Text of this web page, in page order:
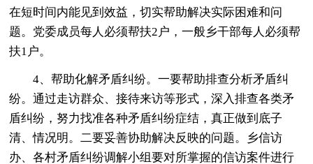
在短时间内能见到效益，切实帮助解决实际困难和问
题。党委成员每人必须帮扶2户，一般乡干部每人必须帮
扶1户。
4、帮助化解矛盾纠纷。一要帮助排查分析矛盾纠
纷。通过走访群众、接待来访等形式，深入排查各类矛
盾纠纷，努力找准各种矛盾纠纷症结，真正做到底子
清、情况明。二要妥善协助解决反映的问题。乡信访
办、各村矛盾纠纷调解小组要对所掌握的信访案件进行